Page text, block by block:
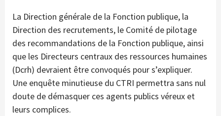
La Direction générale de la Fonction publique, la
Direction des recrutements, le Comité de pilotage
des recommandations de la Fonction publique, ainsi
que les Directeurs centraux des ressources humaines
(Dcrh) devraient être convoqués pour s’expliquer.
Une enquête minutieuse du CTRI permettra sans nul
doute de démasquer ces agents publics véreux et
leurs complices.